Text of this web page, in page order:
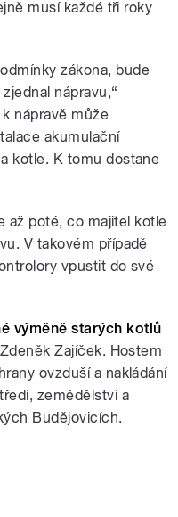
musí každé tři roky
zákona, bude
nápravu,“
nápravě může
akumulační
kotle. K tomu dostane
až poté, co majitel kotle
V takovém případě
vpustit do své
výměně starých kotlů
Zajíček. Hostem
ovzduší a nakládání
zemědělství a
Budějovicích.